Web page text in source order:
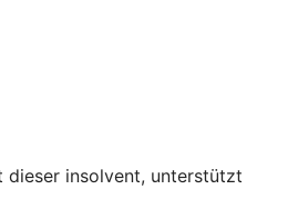
dieser insolvent, unterstützt